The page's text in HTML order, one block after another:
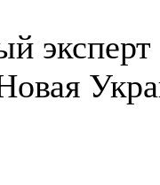
эксперт